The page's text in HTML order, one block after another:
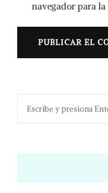
navegador para